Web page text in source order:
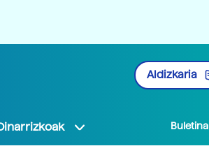
Aldizkaria
Buletina